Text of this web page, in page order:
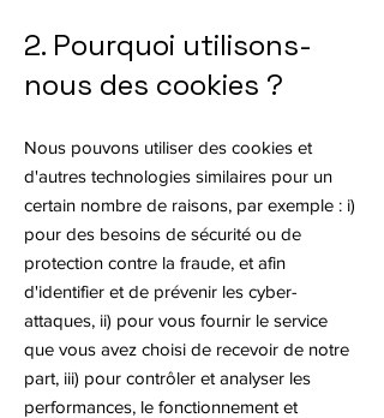
2. Pourquoi utilisons-
nous des cookies ?
Nous pouvons utiliser des cookies et
d'autres technologies similaires pour un
certain nombre de raisons, par exemple : i)
pour des besoins de sécurité ou de
protection contre la fraude, et afin
d'identifier et de prévenir les cyber-
attaques, ii) pour vous fournir le service
que vous avez choisi de recevoir de notre
part, iii) pour contrôler et analyser les
performances, le fonctionnement et